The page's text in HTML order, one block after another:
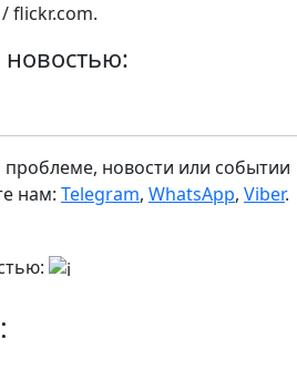
flickr.com.
новостью:
новости или событии
нам: Telegram, WhatsApp, Viber.